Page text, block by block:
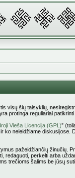
visų šių taisyklių,
protinga reguliariai
Vieša Licencija (GPL)”
neleidžiame diskusijose.
pažeidžiančių žinučių.
redaguoti, perkelti arba
trečioms šalims be jūsų